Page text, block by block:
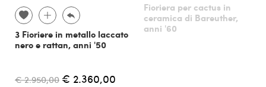
3 Fioriere in metallo laccato
nero e rattan, anni '50
€ 2.950,00 € 2.360,00
Fioriera per cactus in
ceramica di Bareuther,
anni '60